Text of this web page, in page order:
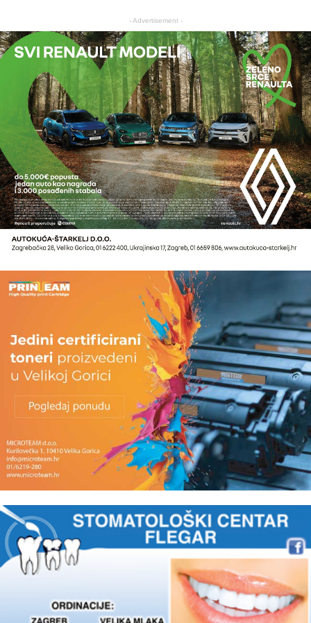
- Advertisement -